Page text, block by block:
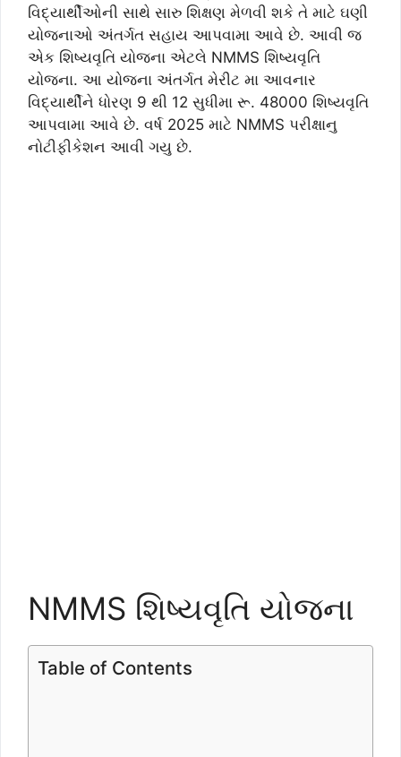
વિદ્યાર્થીઓની સાથે સારુ શિક્ષણ મેળવી શકે તે માટે ઘણી
યોજનાઓ અંતર્ગત સહાય આપવામા આવે છે. આવી જ
એક શિષ્યવૃતિ યોજના એટલે NMMS શિષ્યવૃતિ
યોજના. આ યોજના અંતર્ગત મેરીટ મા આવનાર
વિદ્યાર્થીને ધોરણ 9 થી 12 સુધીમા રૂ. 48000 શિષ્યવૃતિ
આપવામા આવે છે. વર્ષ 2025 માટે NMMS પરીક્ષાનુ
નોટીફીકેશન આવી ગયુ છે.
NMMS શિષ્યવૃતિ યોજના
Table of Contents